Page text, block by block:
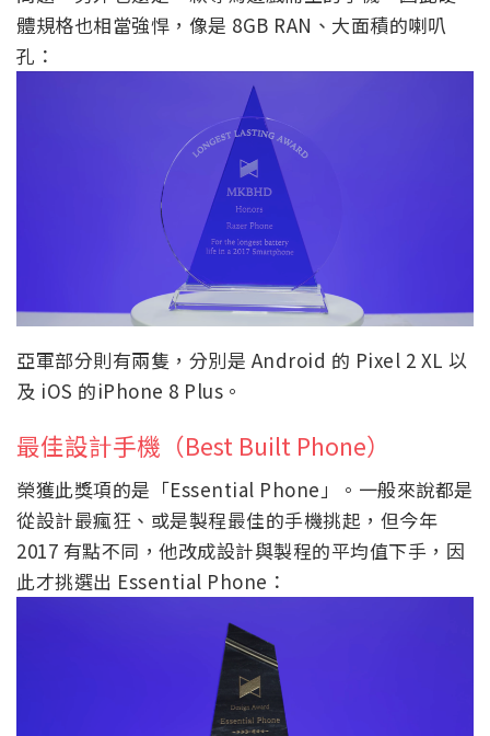
體規格也相當強悍，像是 8GB RAN、大面積的喇叭
孔：
亞軍部分則有兩隻，分別是 Android 的 Pixel 2 XL 以
及 iOS 的iPhone 8 Plus。
最佳設計手機（Best Built Phone）
榮獲此獎項的是「Essential Phone」。一般來說都是
從設計最瘋狂、或是製程最佳的手機挑起，但今年
2017 有點不同，他改成設計與製程的平均值下手，因
此才挑選出 Essential Phone：